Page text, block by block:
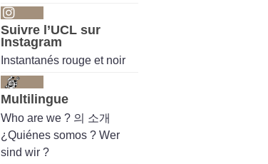
Suivre l’UCL sur
Instagram
Instantanés rouge et noir
Multilingue
Who are we ? 의 소개
¿Quiénes somos ? Wer
sind wir ?